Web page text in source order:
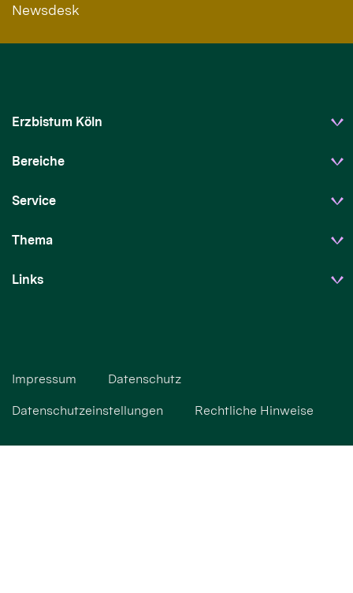
Newsdesk
Erzbistum Köln
Bereiche
Service
Thema
Links
Impressum Datenschutz
Datenschutzeinstellungen Rechtliche Hinweise